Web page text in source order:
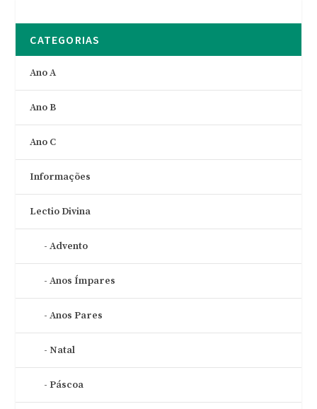
CATEGORIAS
Ano A
Ano B
Ano C
Informações
Lectio Divina
Advento
Anos Ímpares
Anos Pares
Natal
Páscoa